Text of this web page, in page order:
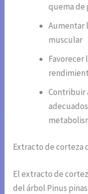
quema de
Aumentar
muscular
Favorecer
Contribuir
Extracto de corteza
El extracto de
del árbol Pinus